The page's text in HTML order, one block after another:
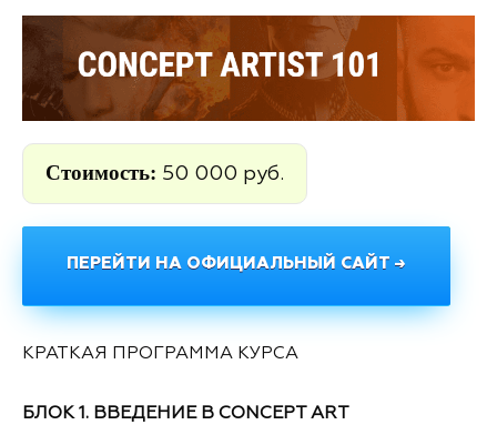
Стоимость: 50 000 руб.
ПЕРЕЙТИ НА ОФИЦИАЛЬНЫЙ САЙТ →
КРАТКАЯ ПРОГРАММА КУРСА
БЛОК 1. ВВЕДЕНИЕ В CONCEPT ART